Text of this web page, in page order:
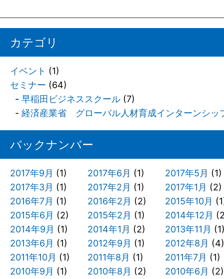
カテゴリ
イベント (1)
セミナー (64)
早稲田ビジネススクール (7)
経済産業省 グローバル人材育成インターンシッ
バックナンバー
2017年9月 (1) 2017年6月 (1) 2017年5月 (1)
2017年3月 (1) 2017年2月 (1) 2017年1月 (2)
2016年7月 (1) 2016年2月 (2) 2015年10月
2015年6月 (2) 2015年2月 (1) 2014年12月
2014年9月 (1) 2014年1月 (2) 2013年11月
2013年6月 (1) 2012年9月 (1) 2012年8月 (4)
2011年10月 (1) 2011年8月 (1) 2011年7月 (1)
2010年9月 (1) 2010年8月 (2) 2010年6月 (2)